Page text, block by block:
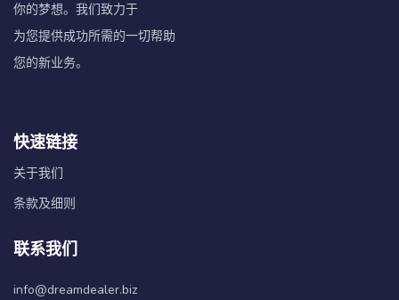
你的梦想。我们致力于
为您提供成功所需的一切帮助
您的新业务。
快速链接
关于我们
条款及细则
联系我们
info@dreamdealer.biz